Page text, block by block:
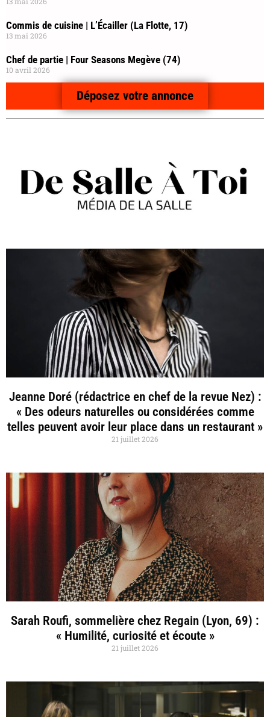
Commis de cuisine | L’Écailler (La Flotte, 17)
13 mai 2026
Chef de partie | Four Seasons Megève (74)
10 avril 2026
Déposez votre annonce
Jeanne Doré (rédactrice en chef de la revue Nez) :
« Des odeurs naturelles ou considérées comme
telles peuvent avoir leur place dans un restaurant »
21 juillet 2026
Sarah Roufi, sommelière chez Regain (Lyon, 69) :
« Humilité, curiosité et écoute »
21 juillet 2026